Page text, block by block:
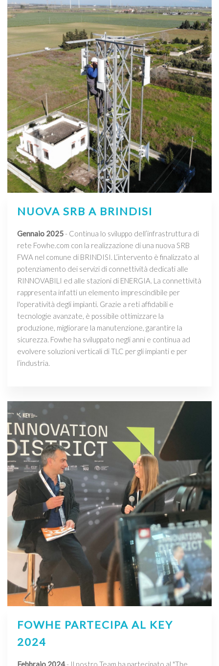
NUOVA SRB A BRINDISI
Gennaio 2025- Continua lo sviluppo dell’infrastruttura di
rete Fowhe.com con la realizzazione di una nuova SRB
FWA nel comune di BRINDISI. L’intervento è finalizzato al
potenziamento dei servizi di connettività dedicati alle
RINNOVABILI ed alle stazioni di ENERGIA. La connettività
rappresenta infatti un elemento imprescindibile per
l'operatività degli impianti. Grazie a reti affidabili e
tecnologie avanzate, è possibile ottimizzare la
produzione, migliorare la manutenzione, garantire la
sicurezza. Fowhe ha sviluppato negli anni e continua ad
evolvere soluzioni verticali di TLC per gli impianti e per
l’industria.
FOWHE PARTECIPA AL KEY
2024
Febbraio 2024- Il nostro Team ha partecipato al "The